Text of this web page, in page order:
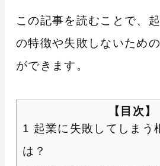
この記事を読むことで、
の特徴や失敗しないため
ができます。
【目次】
1 起業に失敗してしまう
は？